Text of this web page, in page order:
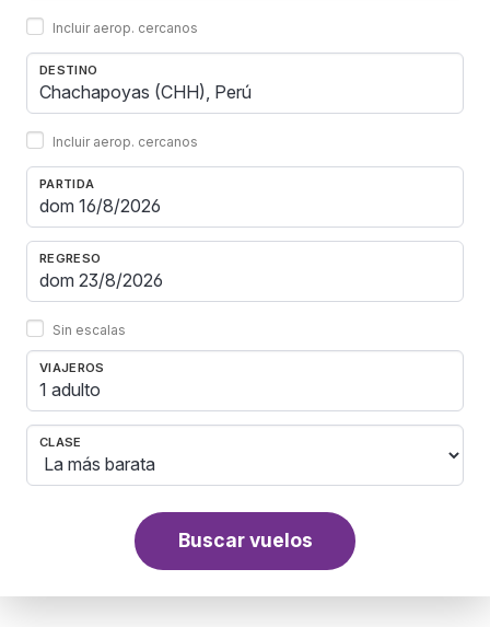
Incluir aerop. cercanos
DESTINO
Incluir aerop. cercanos
PARTIDA
REGRESO
Sin escalas
VIAJEROS
1 adulto
CLASE
Buscar vuelos